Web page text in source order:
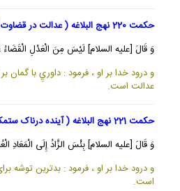
حکمت 220 نهج البلاغه ( عدالت در قضاوت )
وَ قَالَ [عليه السلام] لَيْسَ مِنَ الْعَدْلِ الْقَضَاءُ
و درود خدا بر او ، فرمود : داوريِ با گمان
عدالت است.
حکمت 221 نهج البلاغه ( آینده درناک ستمکاران )
وَ قَالَ [عليه السلام] بِئْسَ الزَّادُ إِلَى الْمَعَادِ
و درود خدا بر او ، فرمود : بدترين توشه
است.